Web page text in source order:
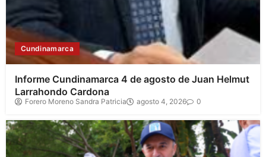
Cundinamarca
Informe Cundinamarca 4 de agosto de Juan Helmut
Larrahondo Cardona
Forero Moreno Sandra Patricia agosto 4, 2026 0